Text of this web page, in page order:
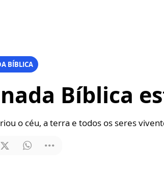
BÍBLICA
Bíblica
o céu, a terra e todos os seres